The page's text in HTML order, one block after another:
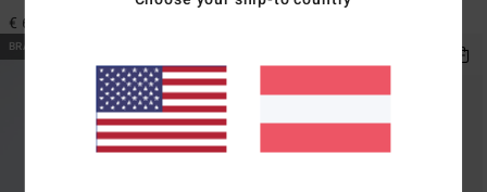
€ 69,95
BRANDNEU